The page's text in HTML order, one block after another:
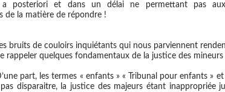
posteriori et dans un délai ne permettant pas aux
de la matière de répondre !
bruits de couloirs inquiétants qui nous parviennent
rappeler quelques fondamentaux de la justice des mineurs
part, les termes « enfants » « Tribunal pour enfants »
disparaitre, la justice des majeurs étant inappropriée